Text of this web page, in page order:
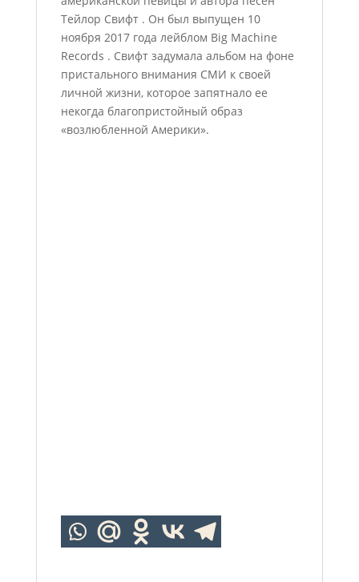
Тейлор Свифт . Он был выпущен 10
ноября 2017 года лейблом Big Machine
Records . Свифт задумала альбом на фоне
пристального внимания СМИ к своей
личной жизни, которое запятнало ее
некогда благопристойный образ
«возлюбленной Америки».